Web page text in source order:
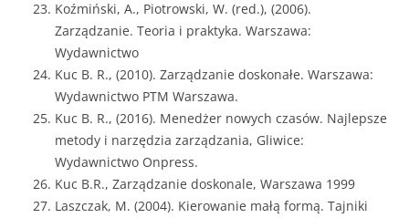
Koźmiński, A., Piotrowski, W. (red.), (2006).
Zarządzanie. Teoria i praktyka. Warszawa:
Wydawnictwo
Kuc B. R., (2010). Zarządzanie doskonałe. Warszawa:
Wydawnictwo PTM Warszawa.
Kuc B. R., (2016). Menedżer nowych czasów. Najlepsze
metody i narzędzia zarządzania, Gliwice:
Wydawnictwo Onpress.
Kuc B.R., Zarządzanie doskonale, Warszawa 1999
Laszczak, M. (2004). Kierowanie małą formą. Tajniki